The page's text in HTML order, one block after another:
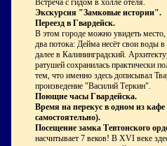
Встреча с гидом в холле отеля.
Экскурсия "Замковые истории".
Переезд в Гвардейск.
В этом городе можно увидеть место,
два потока: Дейма несёт свои воды
далее в Калининградский.
ратушей сохранилась практически
тем, что именно здесь дописывал
произведение "Василий Теркин".
Поющие часы Гвардейска.
Время на перекус в одном из
самостоятельно).
Посещение замка Тевтонского
насчитывает 7 веков! В XVI веке